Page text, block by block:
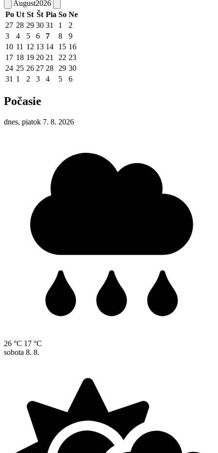
August2026
Po Ut St Št Pia So Ne
27 28 29 30 31 1
2
3
4 5 6 7 8
9
10 11 12 13 14 15 16
17 18 19 20 21 22 23
24 25 26 27 28 29 30
31 1 2 3 4 5 6
Počasie
dnes, piatok 7. 8. 2026
26 °C 17 °C
sobota 8. 8.